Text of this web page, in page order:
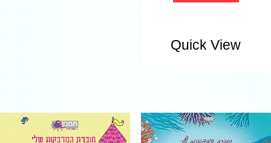
Quick View